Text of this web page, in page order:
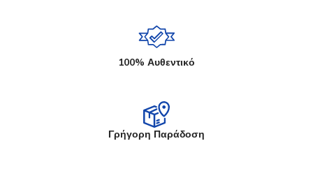
100% Αυθεντικό
Γρήγορη Παράδοση